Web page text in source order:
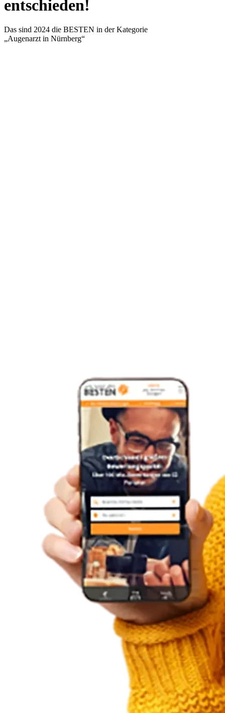
entschieden!
Das sind 2024 die BESTEN in der Kategorie
„Augenarzt in Nürnberg“